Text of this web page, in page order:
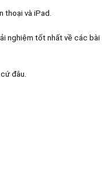
thoại và iPad.
nghiệm tốt nhất về các bài
đâu.